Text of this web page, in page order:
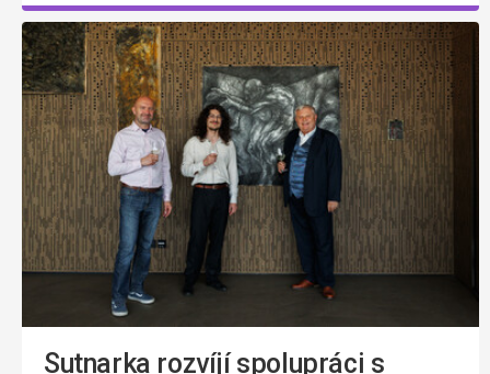
Sutnarka rozvíjí spolupráci s